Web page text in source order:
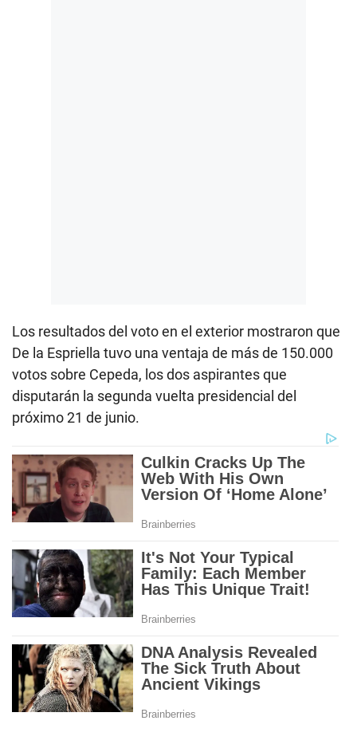
Los resultados del voto en el exterior mostraron que
De la Espriella tuvo una ventaja de más de 150.000
votos sobre Cepeda, los dos aspirantes que
disputarán la segunda vuelta presidencial del
próximo 21 de junio.